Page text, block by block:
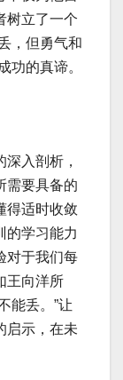
树立了一个
，但勇气和
功的真谛。
入剖析，
需要具备的
得适时收敛
的学习能力
对于我们每
王向洋所
能丢。”让
启示，在未